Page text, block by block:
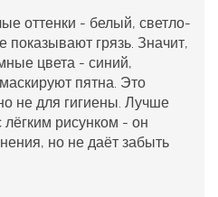
оттенки - белый, светло-
грязь. Значит,
цвета - синий,
пятна. Это
не для гигиены. Лучше
рисунком - он
но не даёт забыть